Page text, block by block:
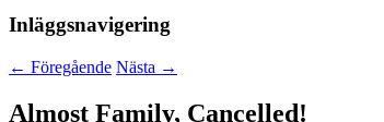
Inläggsnavigering
← Föregående Nästa →
Almost Family, Cancelled!